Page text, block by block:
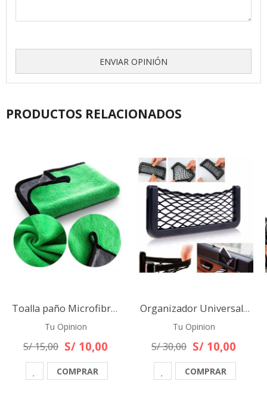
ENVIAR OPINIÓN
PRODUCTOS RELACIONADOS
Toalla paño Microfibra Para Lavado De Autos 40x 30 Cm
Tu Opinion
S/ 10,00
S/ 15,00
COMPRAR
Organizador Universal De Malla Para Auto o camioneta
Tu Opinion
S/ 10,00
S/ 30,00
COMPRAR